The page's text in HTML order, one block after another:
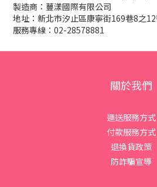
製造商：蘴漾國際有限公司
地址：新北市汐止區康寧街169巷8之12
服務專線： 02-28578881
關於我們
運送服務方式
付款服務方式
退換貨政策
防詐騙宣導